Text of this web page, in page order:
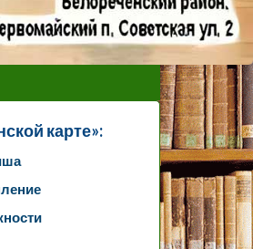
карте»: